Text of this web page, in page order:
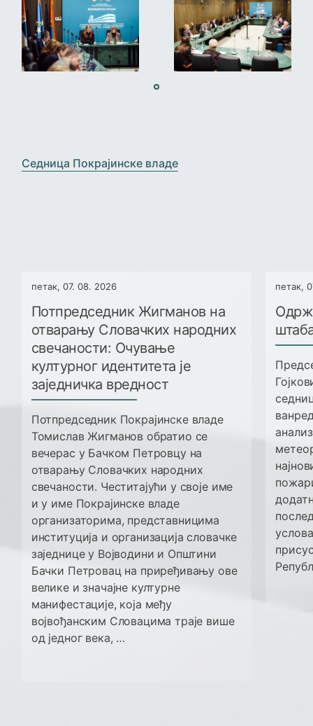
Седница Покрајинске владе
петак, 07. 08. 2026
Потпредседник Жигманов на
отварању Словачких народних
свечаности: Очување
културног идентитета је
заједничка вредност
Потпредседник Покрајинске владе
Томислав Жигманов обратио се
вечерас у Бачком Петровцу на
отварању Словачких народних
свечаности. Честитајући у своје име
и у име Покрајинске владе
организаторима, представницима
институција и организација словачке
заједнице у Војводини и Општини
Бачки Петровац на приређивању ове
велике и значајне културне
манифестације, која међу
војвођанским Словацима траје више
од једног века, …
петак,